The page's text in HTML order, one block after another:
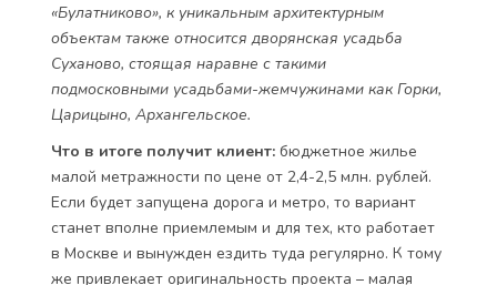
«Булатниково», к уникальным архитектурным
объектам также относится дворянская усадьба
Суханово, стоящая наравне с такими
подмосковными усадьбами-жемчужинами как Горки,
Царицыно, Архангельское.
Что в итоге получит клиент: бюджетное жилье
малой метражности по цене от 2,4-2,5 млн. рублей.
Если будет запущена дорога и метро, то вариант
станет вполне приемлемым и для тех, кто работает
в Москве и вынужден ездить туда регулярно. К тому
же привлекает оригинальность проекта – малая